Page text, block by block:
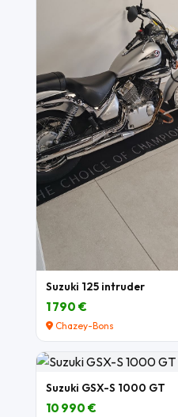
Suzuki 125 intruder
1 790 €
Chazey-Bons
Suzuki GSX-S 1000 GT
10 990 €